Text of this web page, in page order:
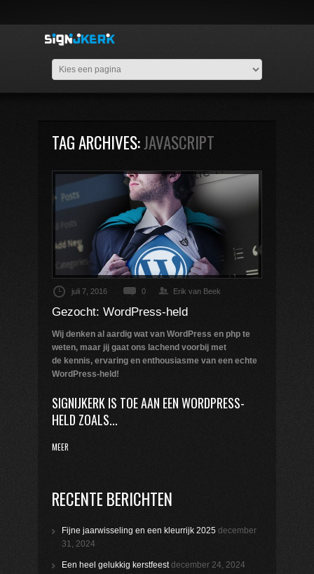
TAG ARCHIVES:JAVASCRIPT
juli 7, 2016 0 Erik van Beek
Gezocht: WordPress-held
Wij denken al aardig wat van WordPress en php te
weten, maar jij gaat ons lachend voorbij met
de kennis, ervaring en enthousiasme van een echte
WordPress-held!
SIGNIJKERK IS TOE AAN EEN WORDPRESS-
HELD ZOALS...
MEER
RECENTE BERICHTEN
Fijne jaarwisseling en een kleurrijk 2025 december
31, 2024
Een heel gelukkig kerstfeest december 24, 2024